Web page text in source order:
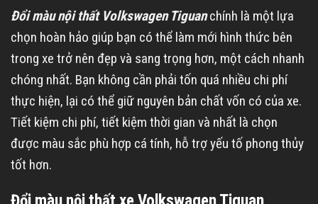
Đổi màu nội thất Volkswagen Tiguanchính là một lựa
chọn hoàn hảo giúp bạn có thể làm mới hình thức bên
trong xe trở nên đẹp và sang trọng hơn, một cách nhanh
chóng nhất. Bạn không cần phải tốn quá nhiều chi phí
thực hiện, lại có thể giữ nguyên bản chất vốn có của xe.
Tiết kiệm chi phí, tiết kiệm thời gian và nhất là chọn
được màu sắc phù hợp cá tính, hỗ trợ yếu tố phong thủy
tốt hơn.